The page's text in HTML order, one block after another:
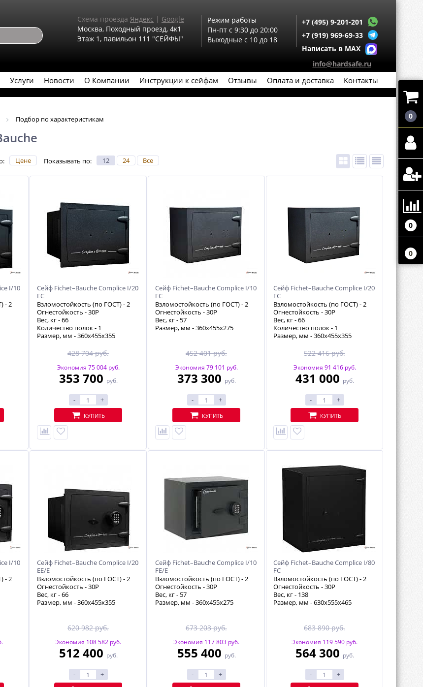
Схема проезда Яндекс | Google
Москва, Походный проезд, 4к1
Этаж 1, павильон 111 "СЕЙФЫ"
Режим работы
Пн-пт с 9:30 до 20:00
Выходные с 10 до 18
+7 (495) 9-201-201
+7 (919) 969-69-33
Написать в MAX
info@hardsafe.ru
Услуги Новости О Компании Инструкции к сейфам Отзывы Оплата и доставка Контакты
Подбор по характеристикам
: Цене Показывать по: 12 24 Все
I/10
-2
Сейф Fichet–Bauche Complice I/20
EC
Взломостойкость (по ГОСТ) -2
Огнестойкость -30P
Вес, кг -66
Количество полок - 1
Размер, мм - 360х455х355
428 704 руб.
Экономия 75 004 руб.
353 700 руб.
- +
КУПИТЬ
Сейф Fichet–Bauche Complice I/10
FC
Взломостойкость (по ГОСТ) -2
Огнестойкость -30P
Вес, кг - 57
Размер, мм - 360х455х275
452 401 руб.
Экономия 79 101 руб.
373 300 руб.
- +
КУПИТЬ
Сейф Fichet–Bauche Complice I/20
FC
Взломостойкость (по ГОСТ) -2
Огнестойкость -30P
Вес, кг -66
Количество полок - 1
Размер, мм - 360х455х355
522 416 руб.
Экономия 91 416 руб.
431 000 руб.
- +
КУПИТЬ
I/10
-2
Сейф Fichet–Bauche Complice I/20
EE/E
Взломостойкость (по ГОСТ) -2
Огнестойкость -30P
Вес, кг -66
Размер, мм - 360х455х355
620 982 руб.
Экономия 108 582 руб.
512 400 руб.
- +
Сейф Fichet–Bauche Complice I/10
FE/E
Взломостойкость (по ГОСТ) -2
Огнестойкость -30P
Вес, кг - 57
Размер, мм - 360х455х275
673 203 руб.
Экономия 117 803 руб.
555 400 руб.
- +
Сейф Fichet–Bauche Complice I/80
FC
Взломостойкость (по ГОСТ) -2
Огнестойкость -30P
Вес, кг - 138
Размер, мм - 630х555х465
683 890 руб.
Экономия 119 590 руб.
564 300 руб.
- +
0
0
0